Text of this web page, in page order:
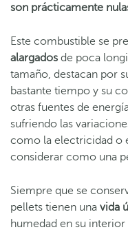
son prácticamente
Este combustible se
alargados de poca
tamaño, destacan por
bastante tiempo y su
otras fuentes de
sufriendo las
como la electricidad o
considerar como una
Siempre que se
pellets tienen una vida
humedad en su